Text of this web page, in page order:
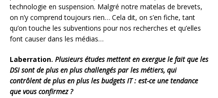
technologie en suspension. Malgré notre matelas de brevets,
on n’y comprend toujours rien… Cela dit, on s’en fiche, tant
qu’on touche les subventions pour nos recherches et qu’elles
font causer dans les médias…
Laberration. Plusieurs études mettent en exergue le fait que les
DSI sont de plus en plus challengés par les métiers, qui
contrôlent de plus en plus les budgets IT : est-ce une tendance
que vous confirmez ?